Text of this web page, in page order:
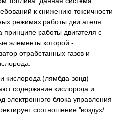
к снижению токсичности
режимах работы двигателя.
работы двигателя с
элементы которой -
отработанных газов и
кислорода (лямбда-зонд)
содержание кислорода и
электронного блока управления
соотношение "воздух/